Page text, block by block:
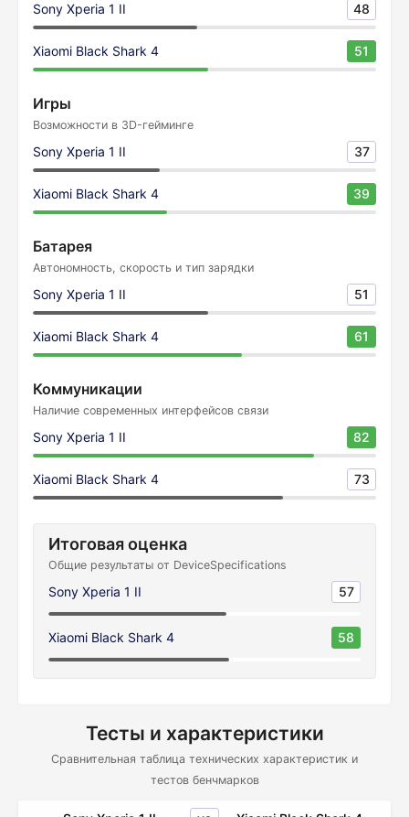
Sony Xperia 1 II 48
Xiaomi Black Shark 4 51
Игры
Возможности в 3D-гейминге
Sony Xperia 1 II 37
Xiaomi Black Shark 4 39
Батарея
Автономность, скорость и тип зарядки
Sony Xperia 1 II 51
Xiaomi Black Shark 4 61
Коммуникации
Наличие современных интерфейсов связи
Sony Xperia 1 II 82
Xiaomi Black Shark 4 73
Итоговая оценка
Общие результаты от DeviceSpecifications
Sony Xperia 1 II 57
Xiaomi Black Shark 4 58
Тесты и характеристики
Сравнительная таблица технических характеристик и
тестов бенчмарков